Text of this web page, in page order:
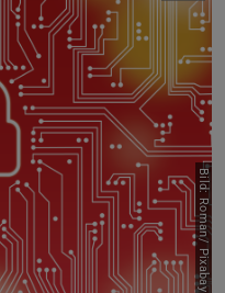
Bild: Roman/ Pixabay